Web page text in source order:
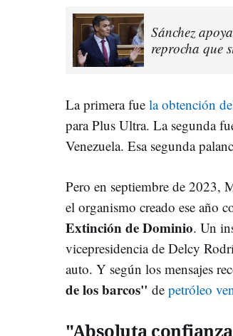
Sánchez
reprocha que
La primera fue la obtención
para Plus Ultra. La segunda
Venezuela. Esa segunda
Pero en septiembre de 2023,
el organismo creado ese año
Extinción de Dominio. Un
vicepresidencia de Delcy
auto. Y según los mensajes
de los barcos" de petróleo
"Absoluta